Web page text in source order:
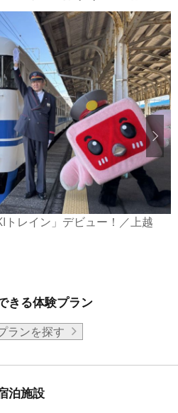
トレイン」デビュー！／上越
きる体験プラン
ランを探す
泊施設